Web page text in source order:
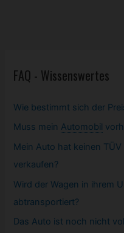
FAQ - Wissenswertes
Wie bestimmt sich der
Muss mein Automobil
Mein Auto hat keinen
verkaufen?
Wird der Wagen in ihrem
abtransportiert?
Das Auto ist noch nicht